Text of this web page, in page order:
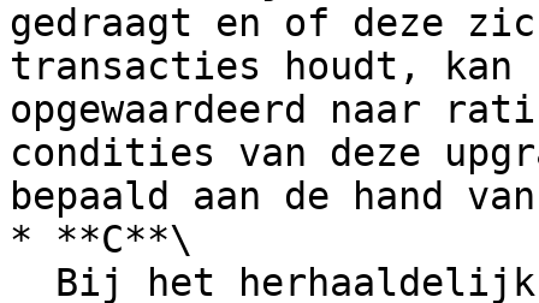
gedraagt en of deze
transacties houdt, kan
opgewaardeerd naar
condities van deze
bepaald aan de hand
* **C**\